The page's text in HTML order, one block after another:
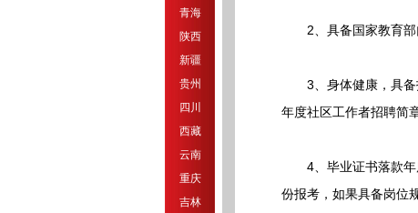
青海
陕西
新疆
贵州
四川
西藏
云南
重庆
吉林
2、具备国家教育部
3、身体健康，具备
年度社区工作者招聘简
4、毕业证书落款年
份报考，如果具备岗位